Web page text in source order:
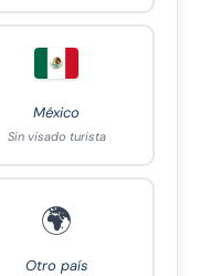
México
Sin visado turista
🌍
Otro país